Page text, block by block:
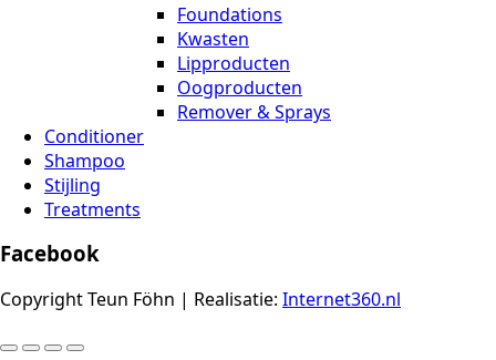
Foundations
Kwasten
Lipproducten
Oogproducten
Remover & Sprays
Conditioner
Shampoo
Stijling
Treatments
Facebook
Copyright Teun Föhn | Realisatie: Internet360.nl